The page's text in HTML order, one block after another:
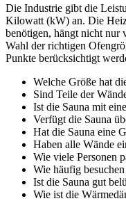
Die Industrie gibt die
Kilowatt (kW) an. Die
benötigen, hängt nicht nur
Wahl der richtigen
Punkte berücksichtigt
Welche Größe hat
Sind Teile der
Ist die Sauna mit
Verfügt die Sauna
Hat die Sauna eine
Haben alle Wände
Wie viele Personen
Wie häufig
Ist die Sauna gut
Wie ist die